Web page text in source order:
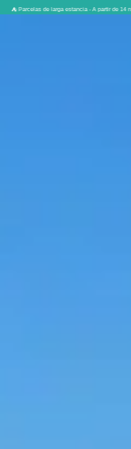
un -10% en la parcela.